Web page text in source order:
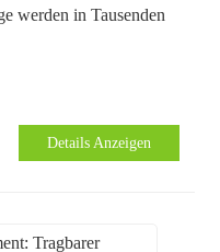
werden in Tausenden
Details Anzeigen